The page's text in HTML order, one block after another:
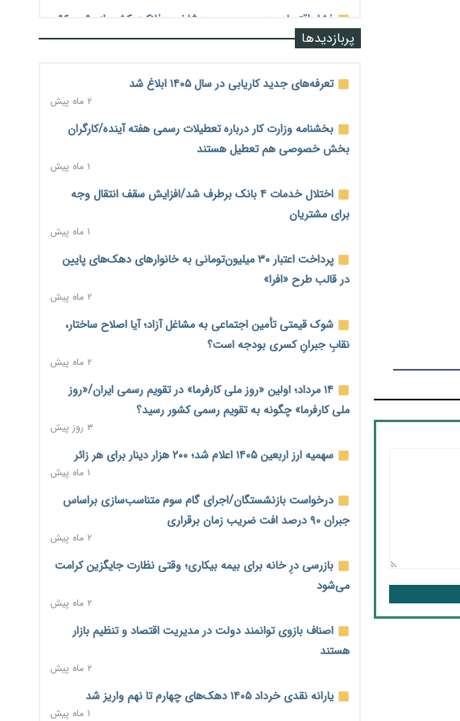
فشار اقتصادی در مسیر صعود؛ شاخص فلاکت کشور از ۹۰ به ۹۶
درصد رسید
رشد ۷۵ هزار میلیاردی بازار خرید اعتباری؛ فین‌تک‌ها وارد میدان
۲ روز پیش
احتمال اختلال ۲۴ ساعته در سامانه‌های تأمین اجتماعی
۲ روز پیش
آغاز اجرای پایلوت «ردا کارت» برای دانشجویان تحصیلات تکمیلی
محدودیت تازه برای شبکه بانکی؛ افزایش سپرده قانونی با هدف
کنترل تورم
ترمز تولید خودرو کشیده شد؛ افت ۲۵ درصدی تیراژ ایران‌خودرو،
سایپا و پارس‌خودرو
۲ روز پیش
نماینده مجلس: توسعه مرزهای زمینی به راهبرد تأمین کالاهای
۲ روز پیش
خانه کارگر قزوین: شکاف دستمزد و هزینه معیشت هر روز عمیق‌تر
می‌شود
رئیس سازمان امور مالیاتی: بلاگرهای پردرآمد مشمول پرداخت
مالیات هستند
پیش‌بینی افزایش تولید برنج؛ نیاز وارداتی کشور به ۵۰۰ هزار تن
کاهش می‌یابد
امضای تفاهم‌نامه تجاری ایران و پاکستان؛ هدف‌گذاری تجارت ۱۰
میلیارد دلاری
۲ روز پیش
پربازدیدها
تعرفه‌های جدید کاریابی در سال ۱۴۰۵ ابلاغ شد
۲ ماه پیش
بخشنامه وزارت کار درباره تعطیلات رسمی هفته آینده/کارگران
بخش خصوصی هم تعطیل هستند
۱ ماه پیش
اختلال خدمات ۴ بانک برطرف شد/افزایش سقف انتقال وجه
برای مشتریان
۱ ماه پیش
پرداخت اعتبار ۳۰ میلیون‌تومانی به خانوارهای دهک‌های پایین
در قالب طرح «افرا»
۲ ماه پیش
شوک قیمتی تأمین اجتماعی به مشاغل آزاد؛ آیا اصلاح ساختار،
نقابِ جبرانِ کسری بودجه است؟
۲ ماه پیش
۱۴ مرداد؛ اولین «روز ملی کارفرما» در تقویم رسمی ایران/«روز
ملی کارفرما» چگونه به تقویم رسمی کشور رسید؟
۳ روز پیش
سهمیه ارز اربعین ۱۴۰۵ اعلام شد؛ ۲۰۰ هزار دینار برای هر زائر
۱ ماه پیش
درخواست بازنشستگان/اجرای گام سوم متناسب‌سازی براساس
جبران ۹۰ درصد افت ضریب زمان برقراری
۲ ماه پیش
بازرسی درِ خانه برای بیمه بیکاری؛ وقتی نظارت جایگزین کرامت
می‌شود
۲ ماه پیش
اصناف بازوی توانمند دولت در مدیریت اقتصاد و تنظیم بازار
هستند
۲ ماه پیش
یارانه نقدی خرداد ۱۴۰۵ دهک‌های چهارم تا نهم واریز شد
۱ ماه پیش